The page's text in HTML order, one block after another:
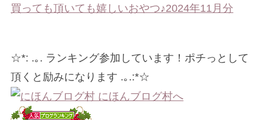
買っても頂いても嬉しいおやつ♪2024年11月分
☆*: .｡. ランキング参加しています！ポチっとして
頂くと励みになります .｡.:*☆